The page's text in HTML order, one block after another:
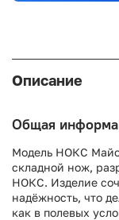
Описание
Общая
Модель НОКС
складной нож,
НОКС. Изделие
надёжность, что
как в полевых